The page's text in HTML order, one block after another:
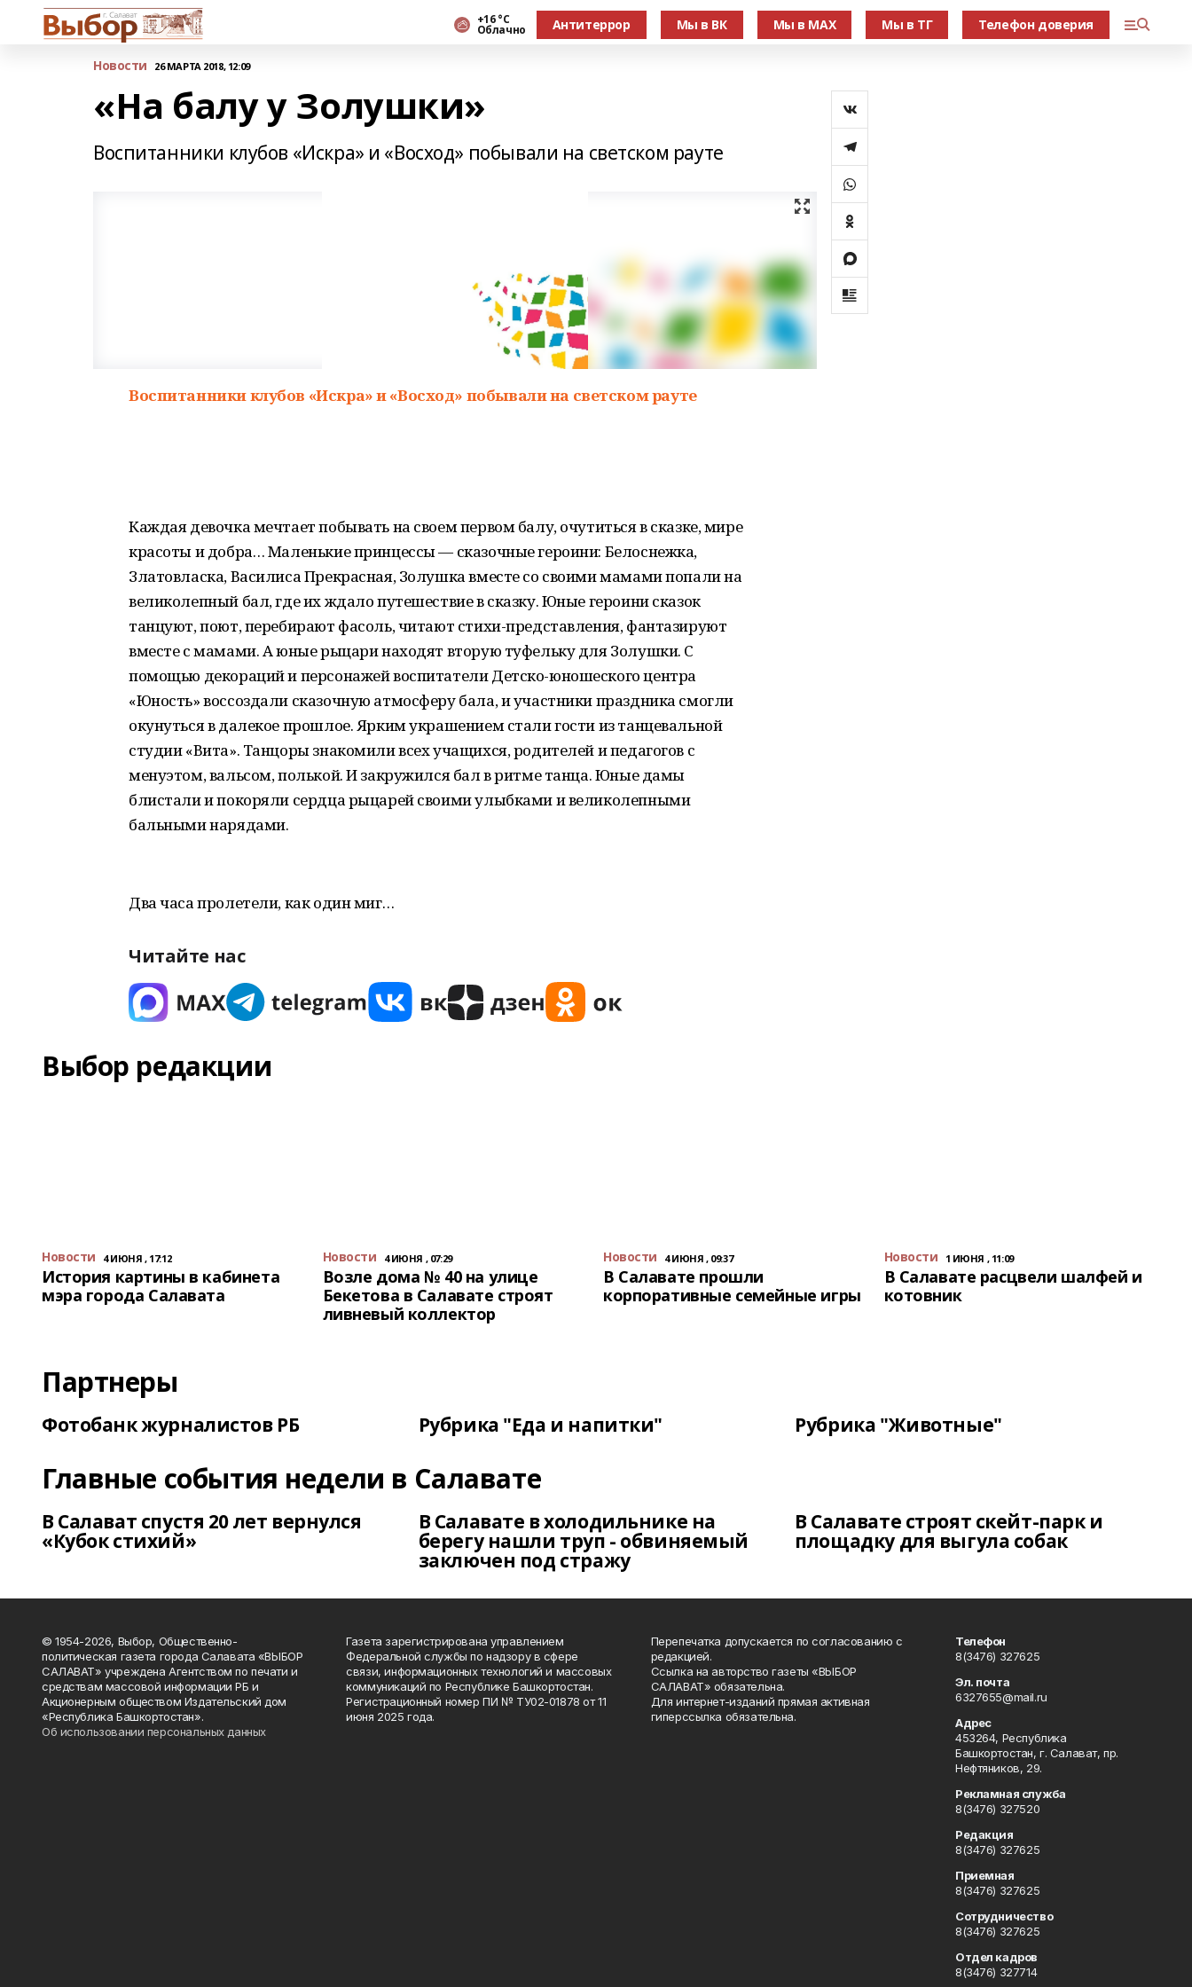
+16 °С
Облачно Антитеррор Мы в ВК Мы в МАХ Мы в ТГ Телефон доверия
Новости 26 МАРТА 2018, 12:09
«На балу у Золушки»
Воспитанники клубов «Искра» и «Восход» побывали на светском рауте
Воспитанники клубов «Искра» и «Восход» побывали на светском рауте
Каждая девочка мечтает побывать на своем первом балу, очутиться в сказке, мире
красоты и добра… Маленькие принцессы — сказочные героини: Белоснежка,
Златовласка, Василиса Прекрасная, Золушка вместе со своими мамами попали на
великолепный бал, где их ждало путешествие в сказку. Юные героини сказок
танцуют, поют, перебирают фасоль, читают стихи-представления, фантазируют
вместе с мамами. А юные рыцари находят вторую туфельку для Золушки. С
помощью декораций и персонажей воспитатели Детско-юношеского центра
«Юность» воссоздали сказочную атмосферу бала, и участники праздника смогли
окунуться в далекое прошлое. Ярким украшением стали гости из танцевальной
студии «Вита». Танцоры знакомили всех учащихся, родителей и педагогов с
менуэтом, вальсом, полькой. И закружился бал в ритме танца. Юные дамы
блистали и покоряли сердца рыцарей своими улыбками и великолепными
бальными нарядами.
Два часа пролетели, как один миг…
Читайте нас
Выбор редакции
Новости 4 ИЮНЯ , 17:12
История картины в кабинета
мэра города Салавата
Новости 4 ИЮНЯ , 07:29
Возле дома № 40 на улице
Бекетова в Салавате строят
ливневый коллектор
Новости 4 ИЮНЯ , 09:37
В Салавате прошли
корпоративные семейные игры
Новости 1 ИЮНЯ , 11:09
В Салавате расцвели шалфей и
котовник
Партнеры
Фотобанк журналистов РБ Рубрика "Еда и напитки" Рубрика "Животные"
Главные события недели в Салавате
В Салават спустя 20 лет вернулся
«Кубок стихий»
В Салавате в холодильнике на
берегу нашли труп - обвиняемый
заключен под стражу
В Салавате строят скейт-парк и
площадку для выгула собак
© 1954-2026, Выбор, Общественно-
политическая газета города Салавата «ВЫБОР
САЛАВАТ» учреждена Агентством по печати и
средствам массовой информации РБ и
Акционерным обществом Издательский дом
«Республика Башкортостан».
Об использовании персональных данных
Газета зарегистрирована управлением
Федеральной службы по надзору в сфере
связи, информационных технологий и массовых
коммуникаций по Республике Башкортостан.
Регистрационный номер ПИ № ТУ02-01878 от 11
июня 2025 года.
Перепечатка допускается по согласованию с
редакцией.
Ссылка на авторство газеты «ВЫБОР
САЛАВАТ» обязательна.
Для интернет-изданий прямая активная
гиперссылка обязательна.
Телефон
8(3476) 327625
Эл. почта
6327655@mail.ru
Адрес
453264, Республика
Башкортостан, г. Салават, пр.
Нефтяников, 29.
Рекламная служба
8(3476) 327520
Редакция
8(3476) 327625
Приемная
8(3476) 327625
Сотрудничество
8(3476) 327625
Отдел кадров
8(3476) 327714